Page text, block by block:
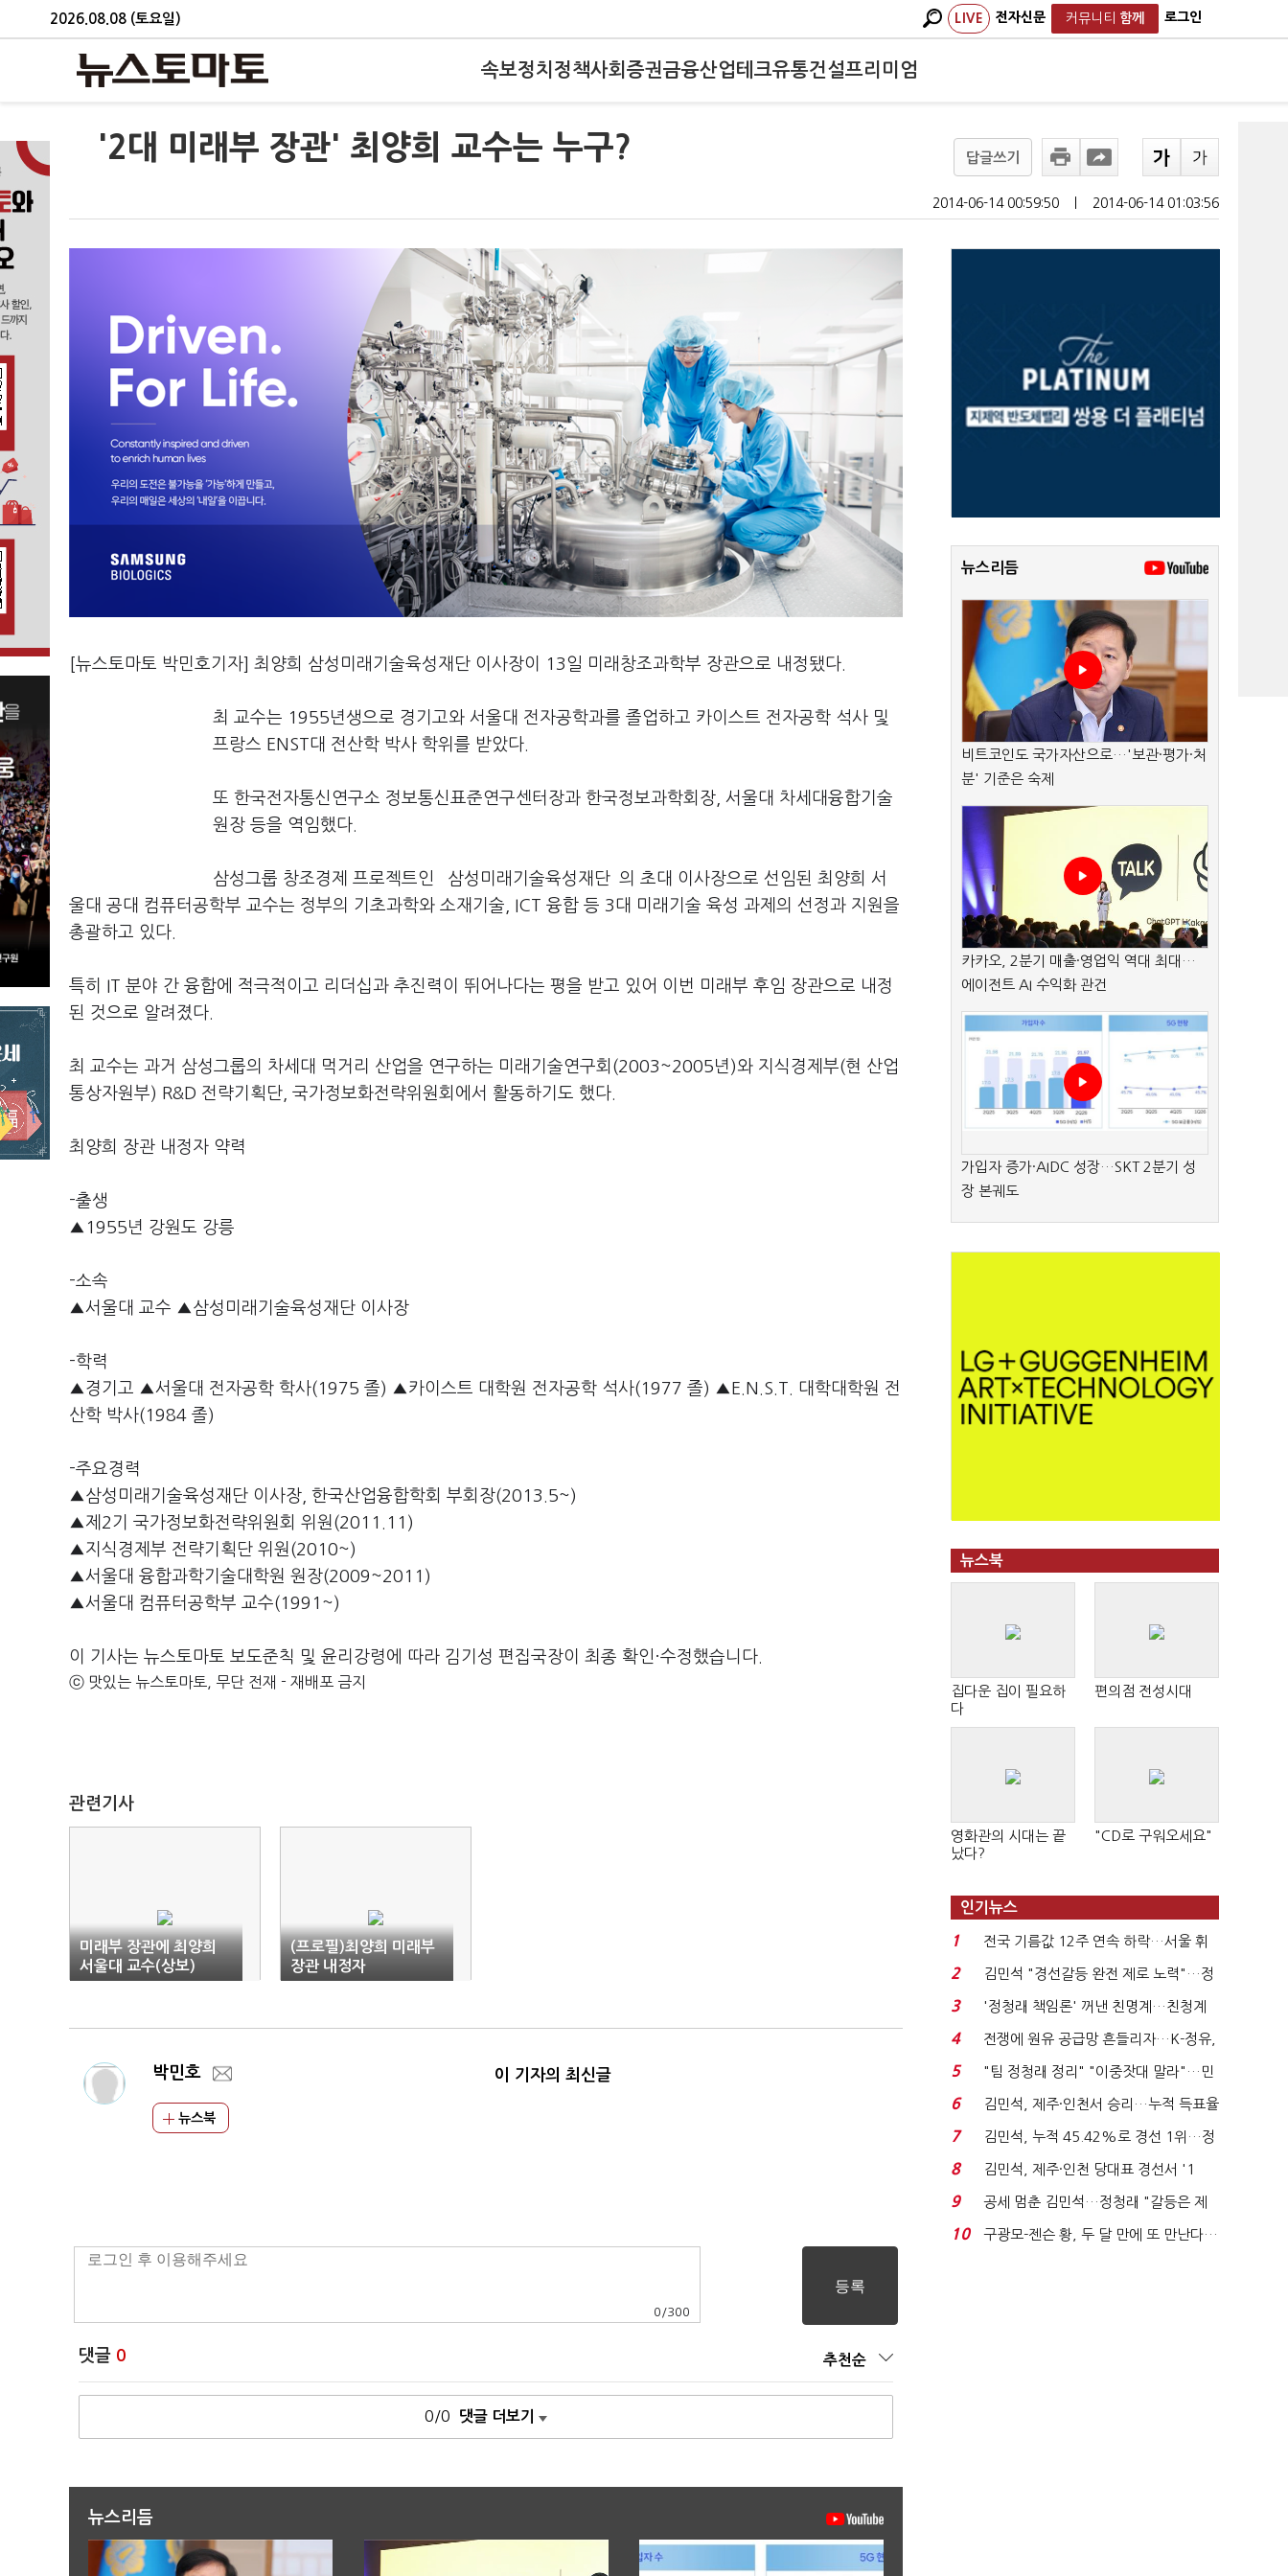
2026.08.08 (토요일) LIVE 전자신문 커뮤니티 함께 로그인
속보정치 정책사회 증권금융산업테크유통건설프리미엄
'2대 미래부 장관' 최양희 교수는 누구? 답글쓰기
2014-06-14 00:59:50 2014-06-14 01:03:56
[뉴스토마토 박민호기자] 최양희 삼성미래기술육성재단 이사장이 13일 미래창조과학부 장관으로 내정됐다.
최 교수는 1955년생으로 경기고와 서울대 전자공학과를 졸업하고 카이스트 전자공학 석사 및
프랑스 ENST대 전산학 박사 학위를 받았다.
또 한국전자통신연구소 정보통신표준연구센터장과 한국정보과학회장, 서울대 차세대융합기술
원장 등을 역임했다.
삼성그룹 창조경제 프로젝트인 `삼성미래기술육성재단`의 초대 이사장으로 선임된 최양희 서
울대 공대 컴퓨터공학부 교수는 정부의 기초과학와 소재기술, ICT 융합 등 3대 미래기술 육성 과제의 선정과 지원을
총괄하고 있다.
특히 IT 분야 간 융합에 적극적이고 리더십과 추진력이 뛰어나다는 평을 받고 있어 이번 미래부 후임 장관으로 내정
된 것으로 알려졌다.
최 교수는 과거 삼성그룹의 차세대 먹거리 산업을 연구하는 미래기술연구회(2003~2005년)와 지식경제부(현 산업
통상자원부) R&D 전략기획단, 국가정보화전략위원회에서 활동하기도 했다.
최양희 장관 내정자 약력
-출생
▲1955년 강원도 강릉
-소속
▲서울대 교수 ▲삼성미래기술육성재단 이사장
-학력
▲경기고 ▲서울대 전자공학 학사(1975 졸) ▲카이스트 대학원 전자공학 석사(1977 졸) ▲E.N.S.T. 대학대학원 전
산학 박사(1984 졸)
-주요경력
▲삼성미래기술육성재단 이사장, 한국산업융합학회 부회장(2013.5~)
▲제2기 국가정보화전략위원회 위원(2011.11)
▲지식경제부 전략기획단 위원(2010~)
▲서울대 융합과학기술대학원 원장(2009~2011)
▲서울대 컴퓨터공학부 교수(1991~)
이 기사는 뉴스토마토 보도준칙 및 윤리강령에 따라 김기성 편집국장이 최종 확인·수정했습니다.
ⓒ 맛있는 뉴스토마토, 무단 전재 - 재배포 금지
관련기사
미래부 장관에 최양희
서울대 교수(상보)
(프로필)최양희 미래부
장관 내정자
박민호
뉴스북
이 기자의 최신글
0 /300
댓글 0 추천순
0/0 댓글 더보기
뉴스리듬
뉴스리듬
비트코인도 국가자산으로…'보관·평가·처
분' 기준은 숙제
카카오, 2분기 매출·영업익 역대 최대…
에이전트 AI 수익화 관건
가입자 증가·AIDC 성장…SKT 2분기 성
장 본궤도
뉴스북
집다운 집이 필요하
다
편의점 전성시대
영화관의 시대는 끝
났다?
"CD로 구워오세요"
인기뉴스
1
전국 기름값 12주 연속 하락…서울 휘
발윳값 1909원...
2
김민석 "경선갈등 완전 제로 노력"…정
청래 "반명 공세 사...
3
'정청래 책임론' 꺼낸 친명계…친청계
는 추가투표 때리기...
4
전쟁에 원유 공급망 흔들리자…K-정유,
에너지안보 핵심...
5
"팀 정청래 정리" "이중잣대 말라"…민
주 최고위원 계파 다...
6
김민석, 제주·인천서 승리…누적 득표율
'1위 탈환'(종합)...
7
김민석, 누적 45.42%로 경선 1위…정
청래와 격차 0.86%p(...
8
김민석, 제주·인천 당대표 경선서 '1
위'(1보)...
9
공세 멈춘 김민석…정청래 "갈등은 제
가 수습"
10
구광모-젠슨 황, 두 달 만에 또 만난다…